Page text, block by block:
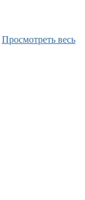
Просмотреть весь